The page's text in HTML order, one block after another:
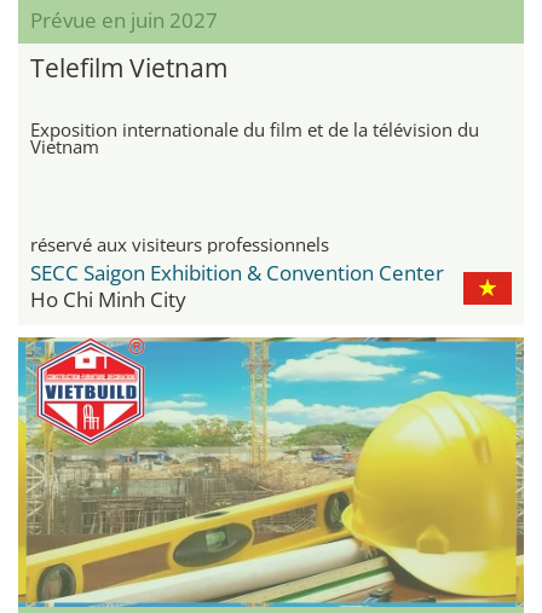
Prévue en juin 2027
Telefilm Vietnam
Exposition internationale du film et de la télévision du
Vietnam
réservé aux visiteurs professionnels
SECC Saigon Exhibition & Convention Center
Ho Chi Minh City